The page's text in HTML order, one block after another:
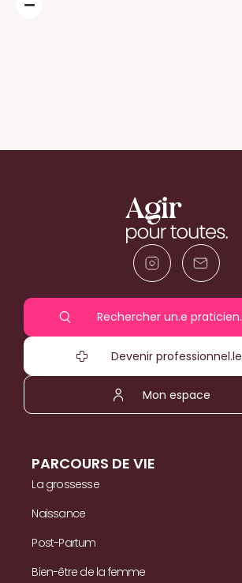
Rechercher un.e
Devenir professionnel.le
Mon espace
PARCOURS DE VIE
La grossesse
Naissance
Post-Partum
Bien-être de la femme